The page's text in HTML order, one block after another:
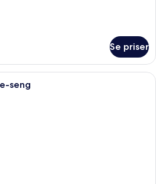
Se priser
Safe på rommet, skrivebord og
seng